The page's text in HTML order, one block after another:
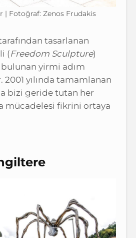
| Fotoğraf: Zenos Frudakis
tasarlanan
(Freedom Sculpture)
yirmi adım
yılında tamamlanan
bizi geride tutan her
mücadelesi fikrini ortaya